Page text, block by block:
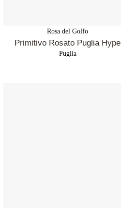
Rosa del Golfo
Primitivo Rosato Puglia Hype
Puglia